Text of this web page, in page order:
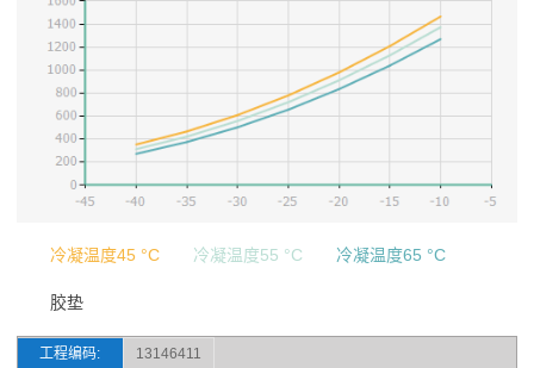
冷凝温度45 °C 冷凝温度55 °C 冷凝温度65 °C
胶垫
工程编码:
13146411